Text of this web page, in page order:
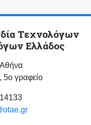
Τεχνολόγων
Ελλάδος
γραφείο